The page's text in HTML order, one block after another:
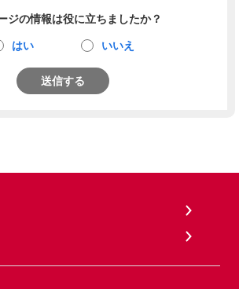
ジの情報は役に立ちましたか？
はい いいえ
送信する